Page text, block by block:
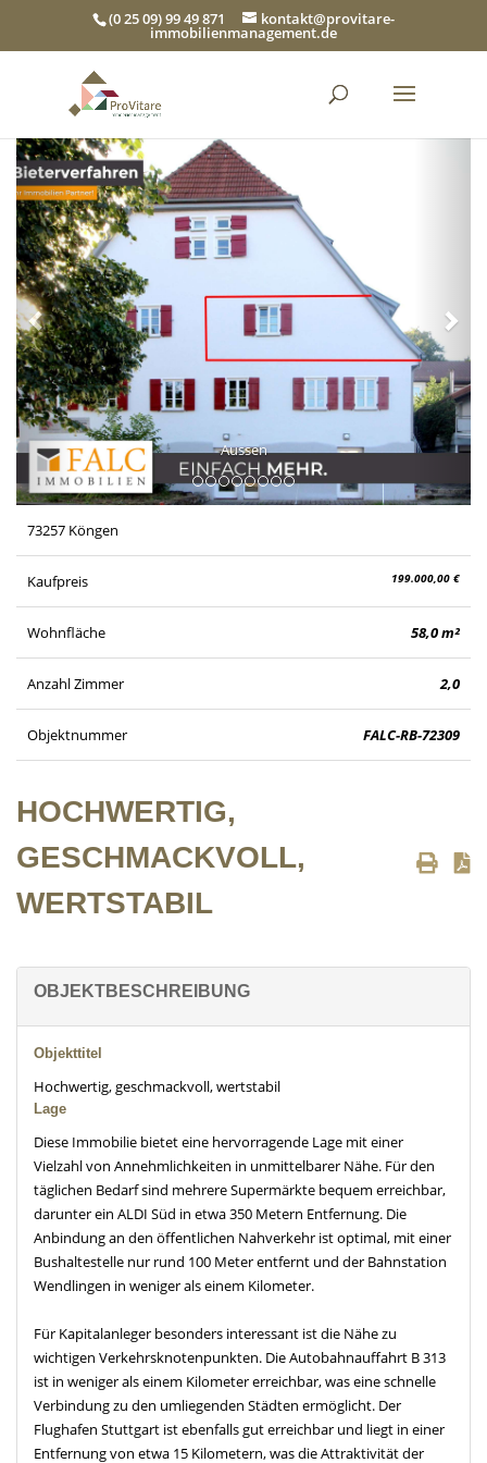
(0 25 09) 99 49 871 kontakt@provitare-
immobilienmanagement.de
Aussen
Zurück
73257 Köngen
Kaufpreis 199.000,00 €
Wohnfläche 58,0 m²
Anzahl Zimmer 2,0
Objektnummer FALC-RB-72309
HOCHWERTIG,
GESCHMACKVOLL,
WERTSTABIL
OBJEKTBESCHREIBUNG
Objekttitel
Hochwertig, geschmackvoll, wertstabil
Lage
Diese Immobilie bietet eine hervorragende Lage mit einer
Vielzahl von Annehmlichkeiten in unmittelbarer Nähe. Für den
täglichen Bedarf sind mehrere Supermärkte bequem erreichbar,
darunter ein ALDI Süd in etwa 350 Metern Entfernung. Die
Anbindung an den öffentlichen Nahverkehr ist optimal, mit einer
Bushaltestelle nur rund 100 Meter entfernt und der Bahnstation
Wendlingen in weniger als einem Kilometer.
Für Kapitalanleger besonders interessant ist die Nähe zu
wichtigen Verkehrsknotenpunkten. Die Autobahnauffahrt B 313
ist in weniger als einem Kilometer erreichbar, was eine schnelle
Verbindung zu den umliegenden Städten ermöglicht. Der
Flughafen Stuttgart ist ebenfalls gut erreichbar und liegt in einer
Entfernung von etwa 15 Kilometern, was die Attraktivität der